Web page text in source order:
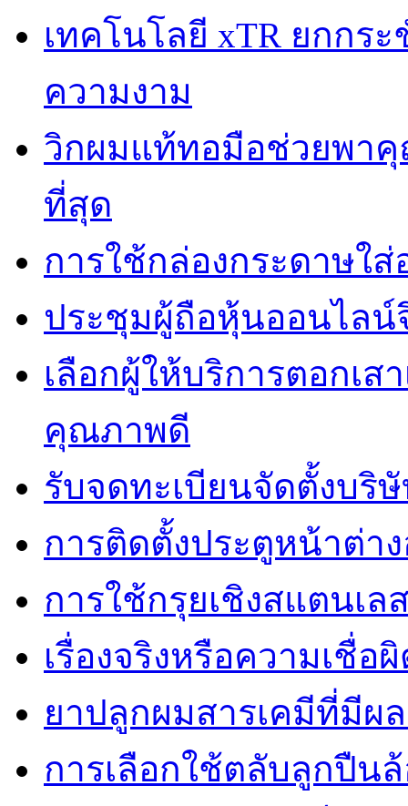
เทคโนโลยี xTR ยกกร
ความงาม
วิกผมแท้ทอมือช่วยพา
ที่สุด
การใช้กล่องกระดาษใ
ประชุมผู้ถือหุ้นออนไลน์
เลือกผู้ให้บริการตอกเ
คุณภาพดี
รับจดทะเบียนจัดตั้งบ
การติดตั้งประตูหน้าต่า
การใช้กรุยเชิงสแตนเ
เรื่องจริงหรือความเชื่อ
ยาปลูกผมสารเคมีที่มีผ
การเลือกใช้ตลับลูกปืน